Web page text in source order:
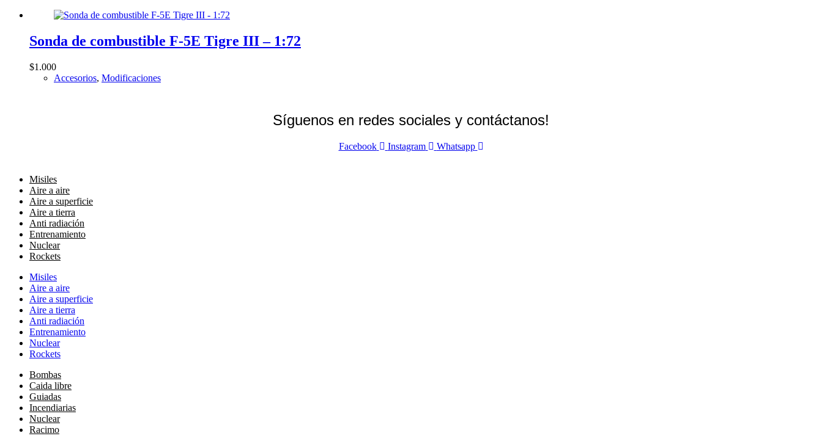
Sonda de combustible F-5E Tigre III – 1:72
$1.000
Accesorios, Modificaciones
Síguenos en redes sociales y contáctanos!
Facebook Instagram Whatsapp
Misiles
Aire a aire
Aire a superficie
Aire a tierra
Anti radiación
Entrenamiento
Nuclear
Rockets
Misiles
Aire a aire
Aire a superficie
Aire a tierra
Anti radiación
Entrenamiento
Nuclear
Rockets
Bombas
Caida libre
Guiadas
Incendiarias
Nuclear
Racimo